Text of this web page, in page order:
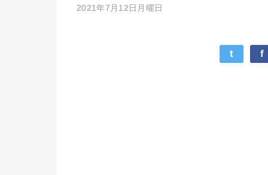
2021年7月12日月曜日
t f